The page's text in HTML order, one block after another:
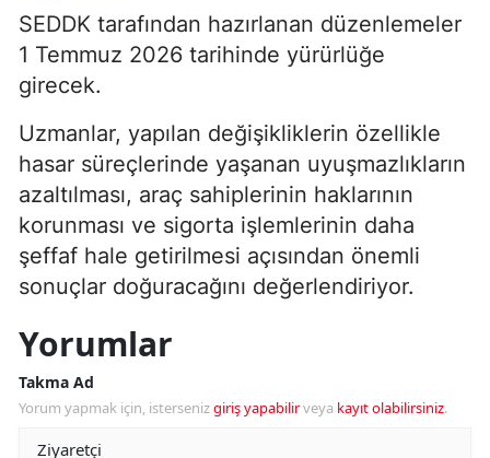
SEDDK tarafından hazırlanan düzenlemeler
1 Temmuz 2026 tarihinde yürürlüğe
girecek.
Uzmanlar, yapılan değişikliklerin özellikle
hasar süreçlerinde yaşanan uyuşmazlıkların
azaltılması, araç sahiplerinin haklarının
korunması ve sigorta işlemlerinin daha
şeffaf hale getirilmesi açısından önemli
sonuçlar doğuracağını değerlendiriyor.
Yorumlar
Takma Ad
Yorum yapmak için, istersenizgiriş yapabilirveya kayıt olabilirsiniz.